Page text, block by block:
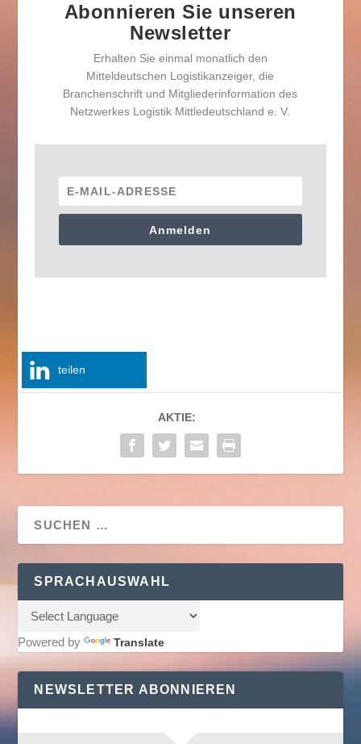
Abonnieren Sie unseren
Newsletter
Erhalten Sie einmal monatlich den
Mitteldeutschen Logistikanzeiger, die
Branchenschrift und Mitgliederinformation des
Netzwerkes Logistik Mittledeutschland e. V.
Anmelden
teilen
AKTIE:
SPRACHAUSWAHL
Powered by Translate
NEWSLETTER ABONNIEREN